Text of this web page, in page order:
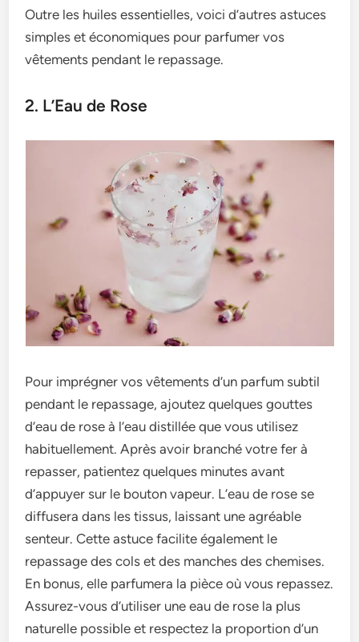
Outre les huiles essentielles, voici d’autres astuces
simples et économiques pour parfumer vos
vêtements pendant le repassage.
2. L’Eau de Rose
Pour imprégner vos vêtements d’un parfum subtil
pendant le repassage, ajoutez quelques gouttes
d’eau de rose à l’eau distillée que vous utilisez
habituellement. Après avoir branché votre fer à
repasser, patientez quelques minutes avant
d’appuyer sur le bouton vapeur. L’eau de rose se
diffusera dans les tissus, laissant une agréable
senteur. Cette astuce facilite également le
repassage des cols et des manches des chemises.
En bonus, elle parfumera la pièce où vous repassez.
Assurez-vous d’utiliser une eau de rose la plus
naturelle possible et respectez la proportion d’un